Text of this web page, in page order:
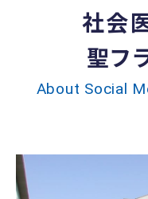
社会
聖フ
About Social